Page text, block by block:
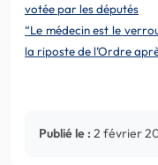
votée par les députés
“Le médecin est le
la riposte de l’Ordre
Publié le : 2 février